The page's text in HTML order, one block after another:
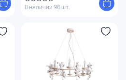
В наличии 96 шт.